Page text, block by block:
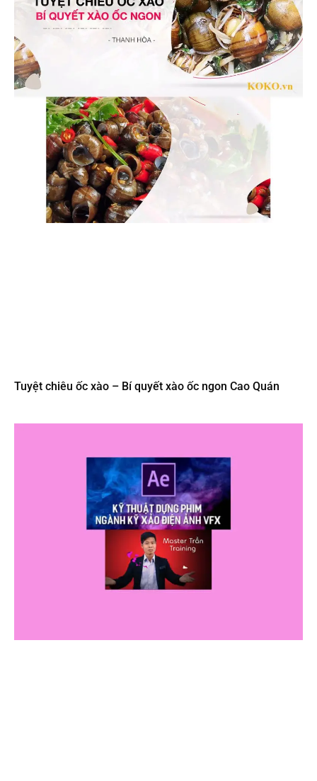
Tuyệt chiêu ốc xào – Bí quyết xào ốc ngon Cao Quán